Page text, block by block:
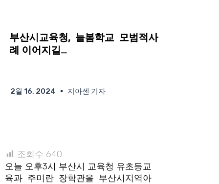
부산시교육청, 늘봄학교 모범적사
례 이어지길…
2월 16, 2024 지아센 기자
조회수 640
오늘 오후3시 부산시 교육청 유초등교
육과 주미란 장학관을 부산시지역아